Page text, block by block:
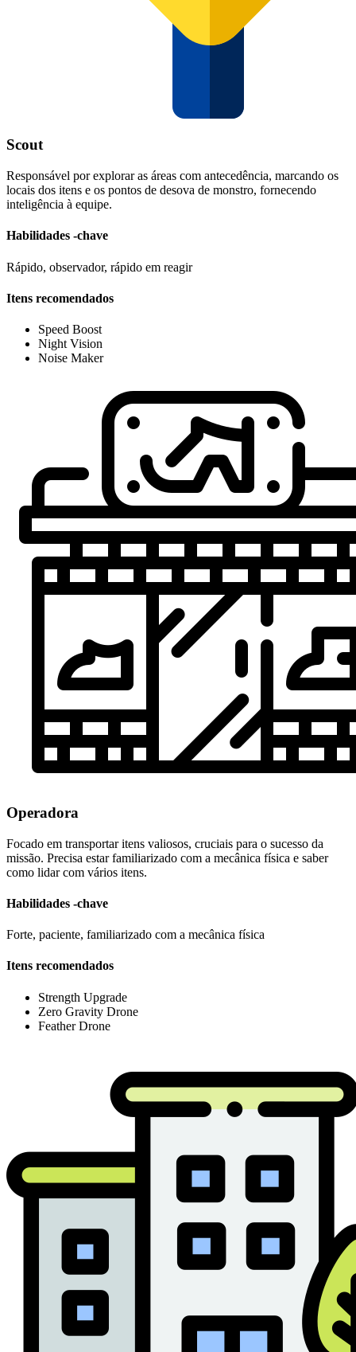
Scout
Responsável por explorar as áreas com antecedência, marcando os
locais dos itens e os pontos de desova de monstro, fornecendo
inteligência à equipe.
Habilidades -chave
Rápido, observador, rápido em reagir
Itens recomendados
Speed Boost
Night Vision
Noise Maker
Operadora
Focado em transportar itens valiosos, cruciais para o sucesso da
missão. Precisa estar familiarizado com a mecânica física e saber
como lidar com vários itens.
Habilidades -chave
Forte, paciente, familiarizado com a mecânica física
Itens recomendados
Strength Upgrade
Zero Gravity Drone
Feather Drone